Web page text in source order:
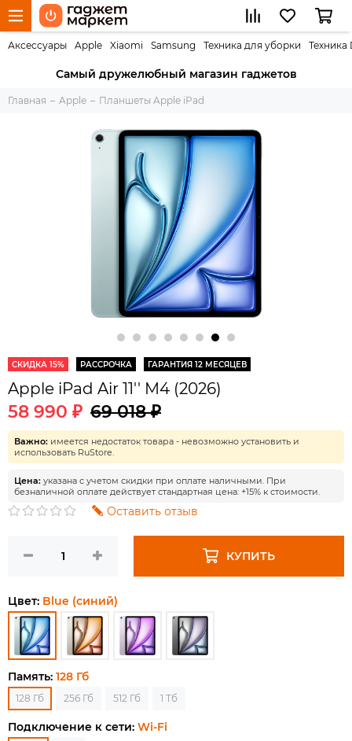
Аксессуары Apple Xiaomi Samsung Техника для уборки Техника
Самый дружелюбный магазин гаджетов
Главная Apple Планшеты Apple iPad
СКИДКА 15% РАССРОЧКА ГАРАНТИЯ 12 МЕСЯЦЕВ
Apple iPad Air 11'' M4 (2026)
58 990 ₽ 69 018 ₽
Важно: имеется недостаток товара - невозможно установить и
использовать RuStore.
Цена: указана с учетом скидки при оплате наличными. При
безналичной оплате действует стандартная цена: +15% к стоимости.
Оставить отзыв
КУПИТЬ
Цвет: Blue (синий)
Память: 128 Гб
128 Гб 256 Гб 512 Гб 1 Тб
Подключение к сети: Wi-Fi